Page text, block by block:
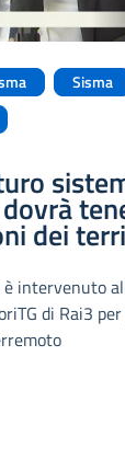
Sisma
dei
intervenuto
di Rai3